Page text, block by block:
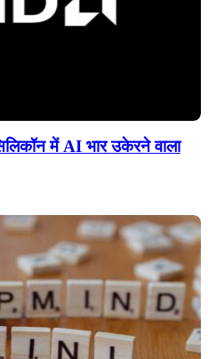
में AI भार उकेरने वाला